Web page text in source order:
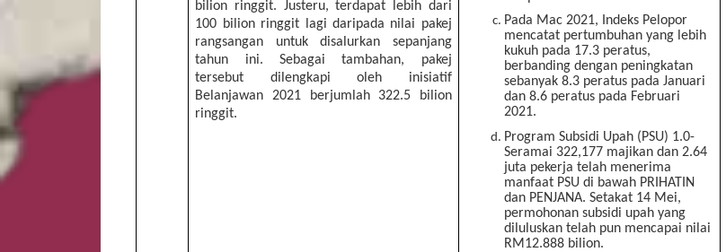
bilion ringgit. Justeru, terdapat lebih dari
100 bilion ringgit lagi daripada nilai pakej
rangsangan untuk disalurkan sepanjang
tahun ini. Sebagai tambahan, pakej
tersebut dilengkapi oleh inisiatif
Belanjawan 2021 berjumlah 322.5 bilion
ringgit.
Pada Mac 2021, Indeks Pelopor
mencatat pertumbuhan yang lebih
kukuh pada 17.3 peratus,
berbanding dengan peningkatan
sebanyak 8.3 peratus pada Januari
dan 8.6 peratus pada Februari
2021.
Program Subsidi Upah (PSU) 1.0-
Seramai 322,177 majikan dan 2.64
juta pekerja telah menerima
manfaat PSU di bawah PRIHATIN
dan PENJANA. Setakat 14 Mei,
permohonan subsidi upah yang
diluluskan telah pun mencapai nilai
RM12.888 bilion.